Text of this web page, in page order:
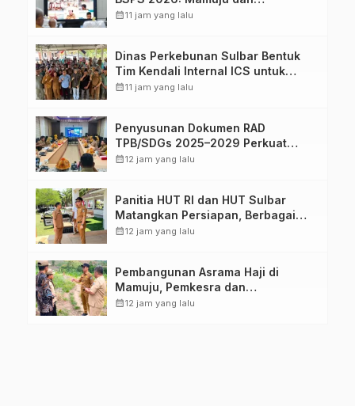
Pasangkayu Masih Nol Realisasi
calendar_month11 jam yang lalu
Dinas Perkebunan Sulbar Bentuk
Tim Kendali Internal ICS untuk
Dukung Sertifikasi ISPO Pekebun di
calendar_month11 jam yang lalu
Penyusunan Dokumen RAD
TPB/SDGs 2025–2029 Perkuat
Arah Pembangunan Berkelanjutan
calendar_month12 jam yang lalu
Panitia HUT RI dan HUT Sulbar
Matangkan Persiapan, Berbagai
Lomba Akan Dilaksanakan Pemprov
calendar_month12 jam yang lalu
Pembangunan Asrama Haji di
Mamuju, Pemkesra dan
Kementerian Haji Sulbar Tinjau
calendar_month12 jam yang lalu